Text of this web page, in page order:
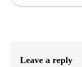
Leave a reply